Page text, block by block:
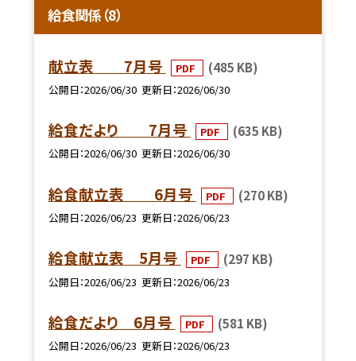
給食関係（8）
献立表 7月号 PDF (485 KB)
公開日 2026/06/30 更新日 2026/06/30
給食だより 7月号 PDF (635 KB)
公開日 2026/06/30 更新日 2026/06/30
給食献立表 6月号 PDF (270 KB)
公開日 2026/06/23 更新日 2026/06/23
給食献立表 5月号 PDF (297 KB)
公開日 2026/06/23 更新日 2026/06/23
給食だより 6月号 PDF (581 KB)
公開日 2026/06/23 更新日 2026/06/23